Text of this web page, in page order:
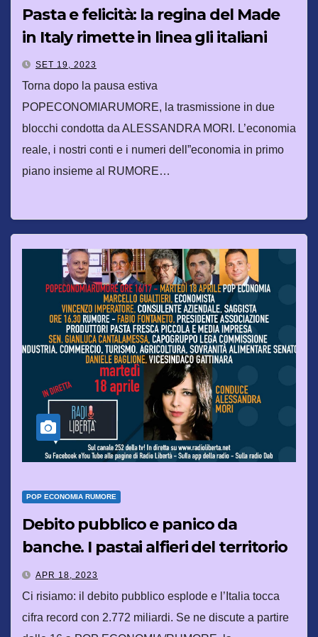
Pasta e felicità: la regina del Made
in Italy rimette in linea gli italiani
SET 19, 2023
Torna dopo la pausa estiva
POPECONOMIARUMORE, la trasmissione in due
blocchi condotta da ALESSANDRA MORI. L’economia
reale, i nostri conti e i numeri dell”economia in primo
piano insieme al RUMORE…
POP ECONOMIA RUMORE
Debito pubblico e panico da
banche. I pastai alfieri del territorio
e del Made in Italy
APR 18, 2023
Ci risiamo: il debito pubblico esplode e l’Italia tocca
cifra record con 2.772 miliardi. Se ne discute a partire